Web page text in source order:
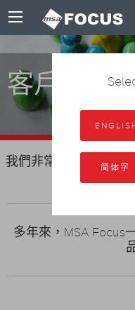
客戶
我們非常榮幸能夠協
多年來，MSA Focus
简体字